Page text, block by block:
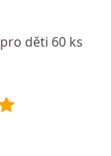
děti 60 ks